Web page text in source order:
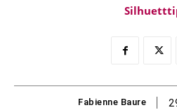
Fabienne Baure